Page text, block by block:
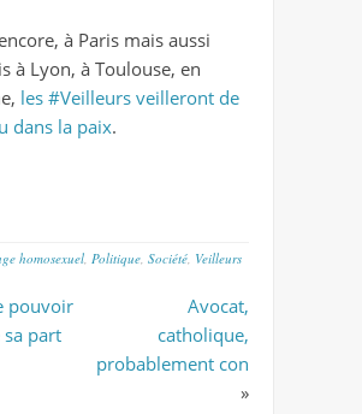
à Paris mais aussi
à Lyon, à Toulouse, en
les #Veilleurs veilleront de
dans la paix.
homosexuel Politique Société Veilleurs
pouvoir
sa part
Avocat,
catholique,
probablement con
»